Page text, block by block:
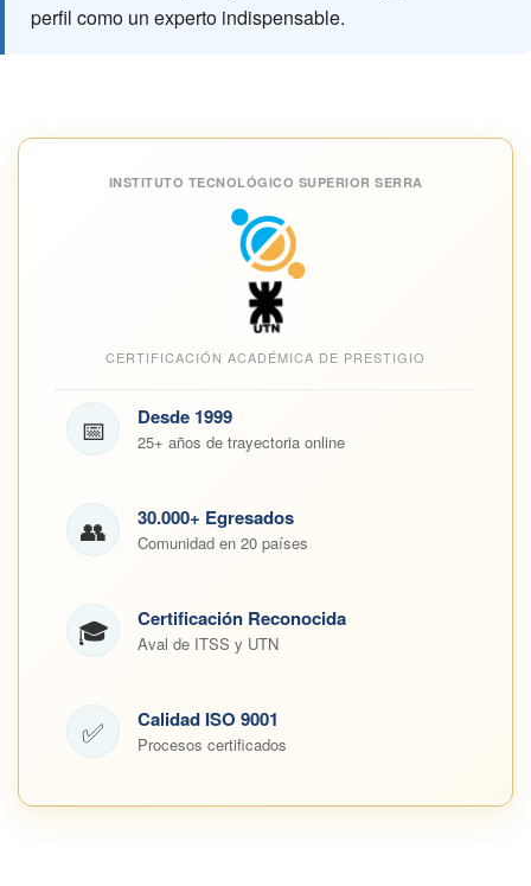
perfil como un experto indispensable.
INSTITUTO TECNOLÓGICO SUPERIOR SERRA
CERTIFICACIÓN ACADÉMICA DE PRESTIGIO
📅 Desde 1999
25+ años de trayectoria online
👥 30.000+ Egresados
Comunidad en 20 países
🎓 Certificación Reconocida
Aval de ITSS y UTN
✅ Calidad ISO 9001
Procesos certificados